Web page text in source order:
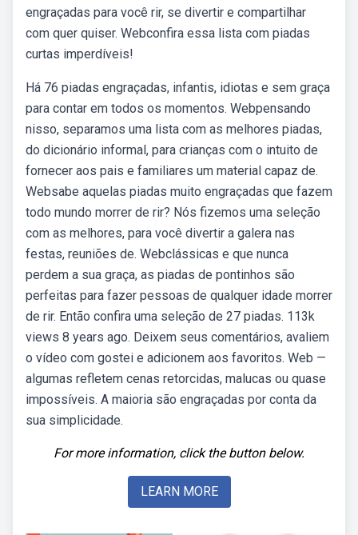
engraçadas para você rir, se divertir e compartilhar
com quer quiser. Webconfira essa lista com piadas
curtas imperdíveis!
Há 76 piadas engraçadas, infantis, idiotas e sem graça
para contar em todos os momentos. Webpensando
nisso, separamos uma lista com as melhores piadas,
do dicionário informal, para crianças com o intuito de
fornecer aos pais e familiares um material capaz de.
Websabe aquelas piadas muito engraçadas que fazem
todo mundo morrer de rir? Nós fizemos uma seleção
com as melhores, para você divertir a galera nas
festas, reuniões de. Webclássicas e que nunca
perdem a sua graça, as piadas de pontinhos são
perfeitas para fazer pessoas de qualquer idade morrer
de rir. Então confira uma seleção de 27 piadas. 113k
views 8 years ago. Deixem seus comentários, avaliem
o vídeo com gostei e adicionem aos favoritos. Web —
algumas refletem cenas retorcidas, malucas ou quase
impossíveis. A maioria são engraçadas por conta da
sua simplicidade.
For more information, click the button below.
LEARN MORE